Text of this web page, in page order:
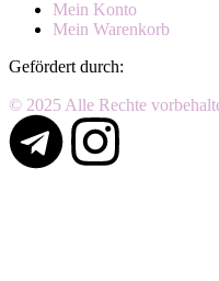
Mein Konto
Mein Warenkorb
Gefördert durch:
© 2025 Alle Rechte